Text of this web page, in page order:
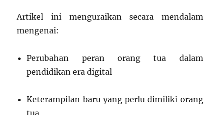
Artikel ini menguraikan secara mendalam
mengenai:
Perubahan peran orang tua dalam
pendidikan era digital
Keterampilan baru yang perlu dimiliki orang